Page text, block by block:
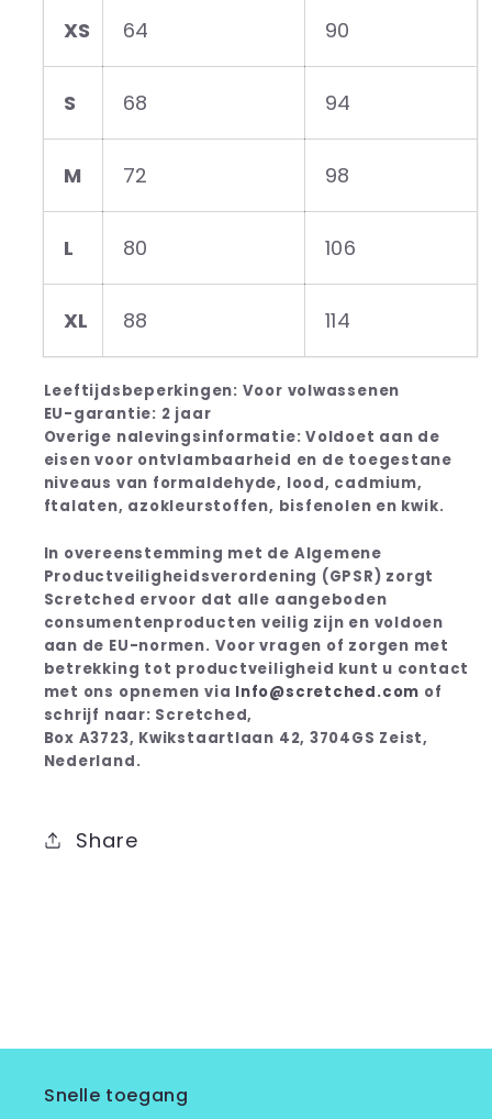
XS 64 90
S 68 94
M 72 98
L 80 106
XL 88 114
Leeftijdsbeperkingen: Voor volwassenen
EU-garantie: 2 jaar
Overige nalevingsinformatie: Voldoet aan de
eisen voor ontvlambaarheid en de toegestane
niveaus van formaldehyde, lood, cadmium,
ftalaten, azokleurstoffen, bisfenolen en kwik.
In overeenstemming met de Algemene
Productveiligheidsverordening (GPSR) zorgt
Scretched ervoor dat alle aangeboden
consumentenproducten veilig zijn en voldoen
aan de EU-normen. Voor vragen of zorgen met
betrekking tot productveiligheid kunt u contact
met ons opnemen via Info@scretched.com of
schrijf naar: Scretched,
Box A3723, Kwikstaartlaan 42, 3704GS Zeist,
Nederland.
Share
Snelle toegang